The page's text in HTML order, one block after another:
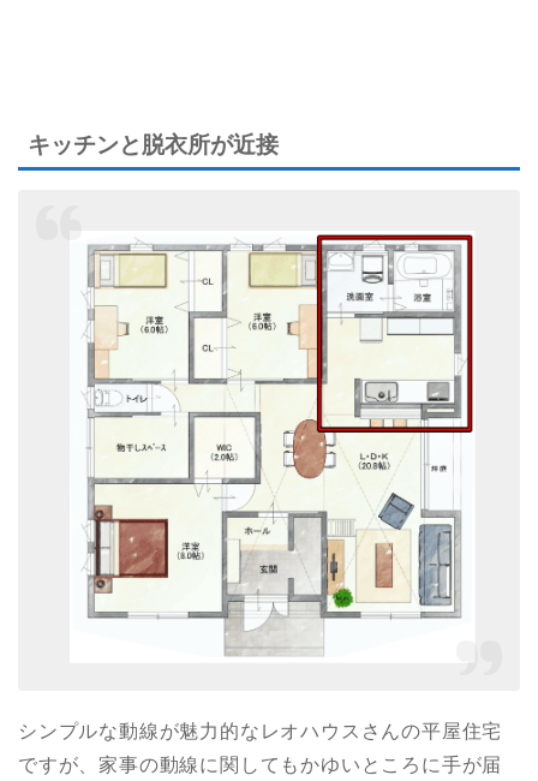
キッチンと脱衣所が近接
シンプルな動線が魅力的なレオハウスさんの平屋住宅
ですが、家事の動線に関してもかゆいところに手が届